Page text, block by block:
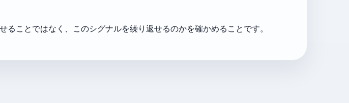
ことではなく、このシグナルを繰り返せるのかを確かめることです。